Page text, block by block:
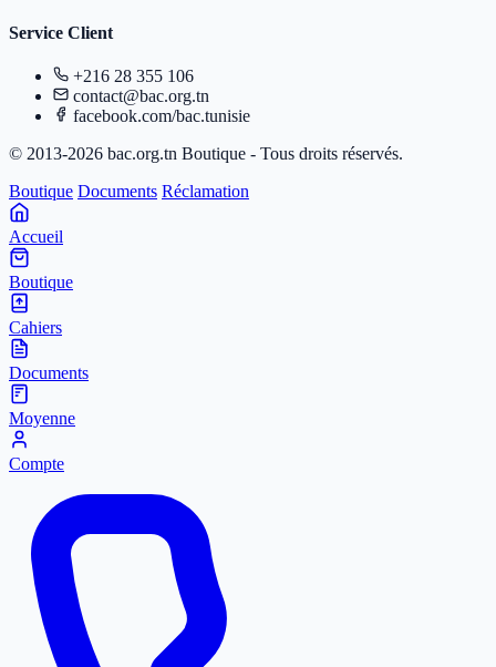
Service Client
+216 28 355 106
contact@bac.org.tn
facebook.com/bac.tunisie
© 2013-2026 bac.org.tn Boutique - Tous droits réservés.
Boutique Documents Réclamation
Accueil
Boutique
Cahiers
Documents
Moyenne
Compte